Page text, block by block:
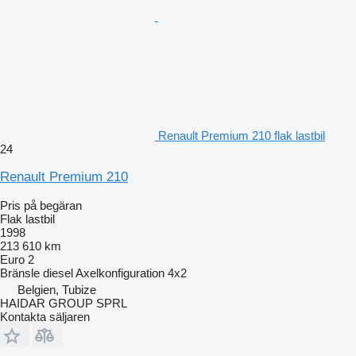
Renault Premium 210 flak lastbil
24
Renault Premium 210
Pris på begäran
Flak lastbil
1998
213 610 km
Euro 2
Bränsle dieselAxelkonfiguration 4x2
Belgien, Tubize
HAIDAR GROUP SPRL
Kontakta säljaren